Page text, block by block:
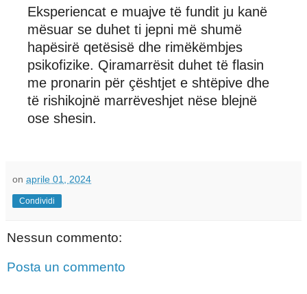
Eksperiencat e muajve të fundit ju kanë
mësuar se duhet ti jepni më shumë
hapësirë ​​qetësisë dhe rimëkëmbjes
psikofizike. Qiramarrësit duhet të flasin
me pronarin për çështjet e shtëpive dhe
të rishikojnë marrëveshjet nëse blejnë
ose shesin.
on aprile 01, 2024
Condividi
Nessun commento:
Posta un commento